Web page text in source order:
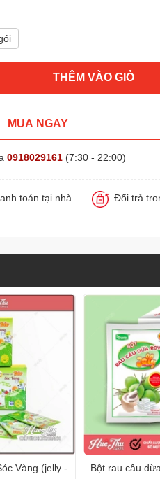
THÊM VÀO GIỎ
MUA NGAY
0918029161 (7:30 - 22:00)
toán tại nhà Đổi trả
Vàng (jelly -
Bột rau câu